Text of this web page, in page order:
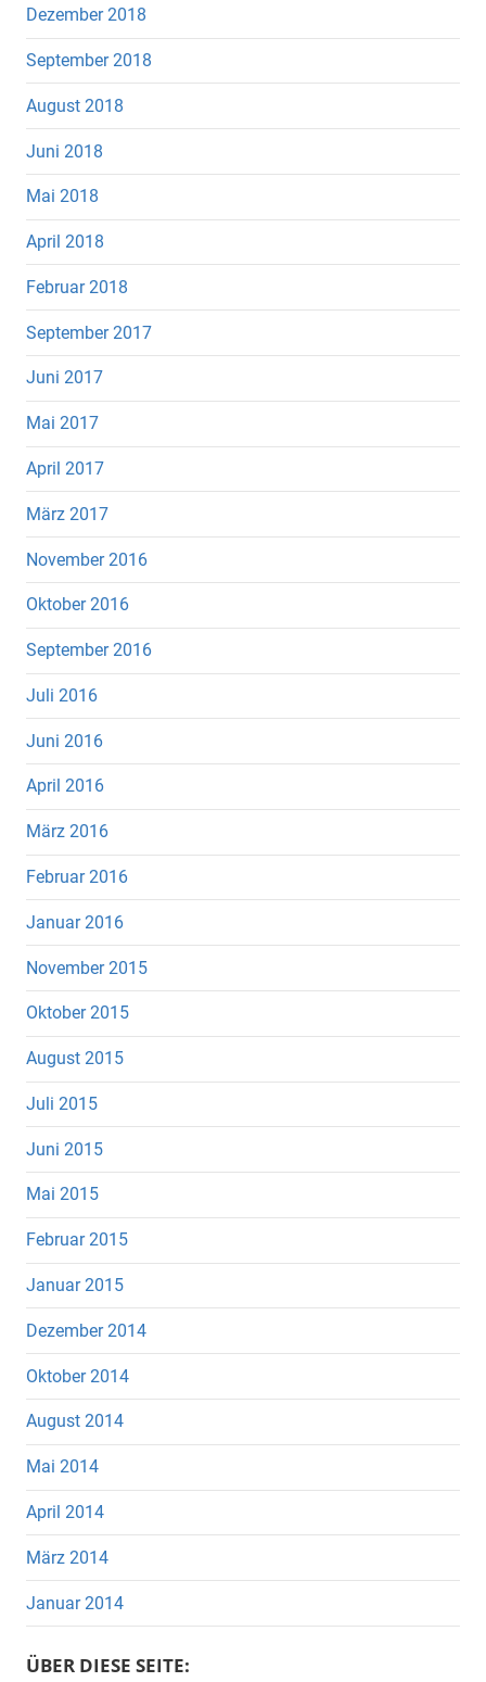
Dezember 2018
September 2018
August 2018
Juni 2018
Mai 2018
April 2018
Februar 2018
September 2017
Juni 2017
Mai 2017
April 2017
März 2017
November 2016
Oktober 2016
September 2016
Juli 2016
Juni 2016
April 2016
März 2016
Februar 2016
Januar 2016
November 2015
Oktober 2015
August 2015
Juli 2015
Juni 2015
Mai 2015
Februar 2015
Januar 2015
Dezember 2014
Oktober 2014
August 2014
Mai 2014
April 2014
März 2014
Januar 2014
ÜBER DIESE SEITE: